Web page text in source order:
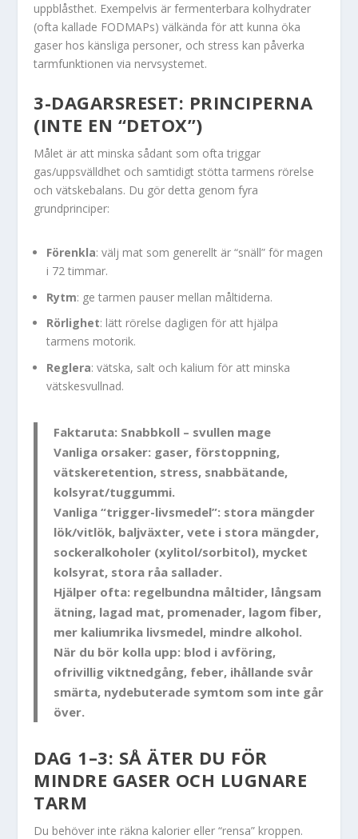
uppblåsthet. Exempelvis är fermenterbara kolhydrater
(ofta kallade FODMAPs) välkända för att kunna öka
gaser hos känsliga personer, och stress kan påverka
tarmfunktionen via nervsystemet.
3-DAGARSRESET: PRINCIPERNA
(INTE EN “DETOX”)
Målet är att minska sådant som ofta triggar
gas/uppsvälldhet och samtidigt stötta tarmens rörelse
och vätskebalans. Du gör detta genom fyra
grundprinciper:
Förenkla: välj mat som generellt är “snäll” för magen
i 72 timmar.
Rytm: ge tarmen pauser mellan måltiderna.
Rörlighet: lätt rörelse dagligen för att hjälpa
tarmens motorik.
Reglera: vätska, salt och kalium för att minska
vätskesvullnad.
Faktaruta: Snabbkoll – svullen mage
Vanliga orsaker: gaser, förstoppning,
vätskeretention, stress, snabbätande,
kolsyrat/tuggummi.
Vanliga “trigger-livsmedel”: stora mängder
lök/vitlök, baljväxter, vete i stora mängder,
sockeralkoholer (xylitol/sorbitol), mycket
kolsyrat, stora råa sallader.
Hjälper ofta: regelbundna måltider, långsam
ätning, lagad mat, promenader, lagom fiber,
mer kaliumrika livsmedel, mindre alkohol.
När du bör kolla upp: blod i avföring,
ofrivillig viktnedgång, feber, ihållande svår
smärta, nydebuterade symtom som inte går
över.
DAG 1–3: SÅ ÄTER DU FÖR
MINDRE GASER OCH LUGNARE
TARM
Du behöver inte räkna kalorier eller “rensa” kroppen.